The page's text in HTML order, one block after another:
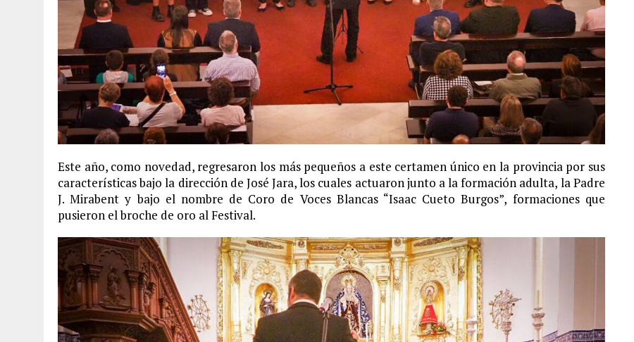
Este año, como novedad, regresaron los más pequeños a este certamen único en la provincia por sus
características bajo la dirección de José Jara, los cuales actuaron junto a la formación adulta, la Padre
J. Mirabent y bajo el nombre de Coro de Voces Blancas “Isaac Cueto Burgos”, formaciones que
pusieron el broche de oro al Festival.